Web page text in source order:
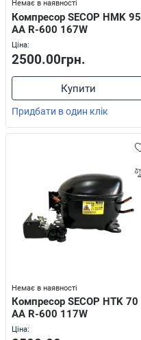
Немає в наявності
Компресор SECOP HMK 95
AА R-600 167W
Ціна:
2500.00грн.
Купити
Придбати в один клік
Немає в наявності
Компресор SECOP HTK 70
AА R-600 117W
Ціна: